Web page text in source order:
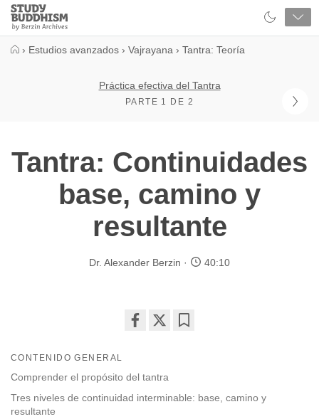
Close
Study
Buddhism
› Estudios avanzados › Vajrayana › Tantra: Teoría
Práctica efectiva del Tantra
PARTE 1 DE 2
Tantra: Continuidades
base, camino y
resultante
Dr. Alexander Berzin 40:10
facebook
CONTENIDO GENERAL
Comprender el propósito del tantra
Tres niveles de continuidad interminable: base, camino y
resultante